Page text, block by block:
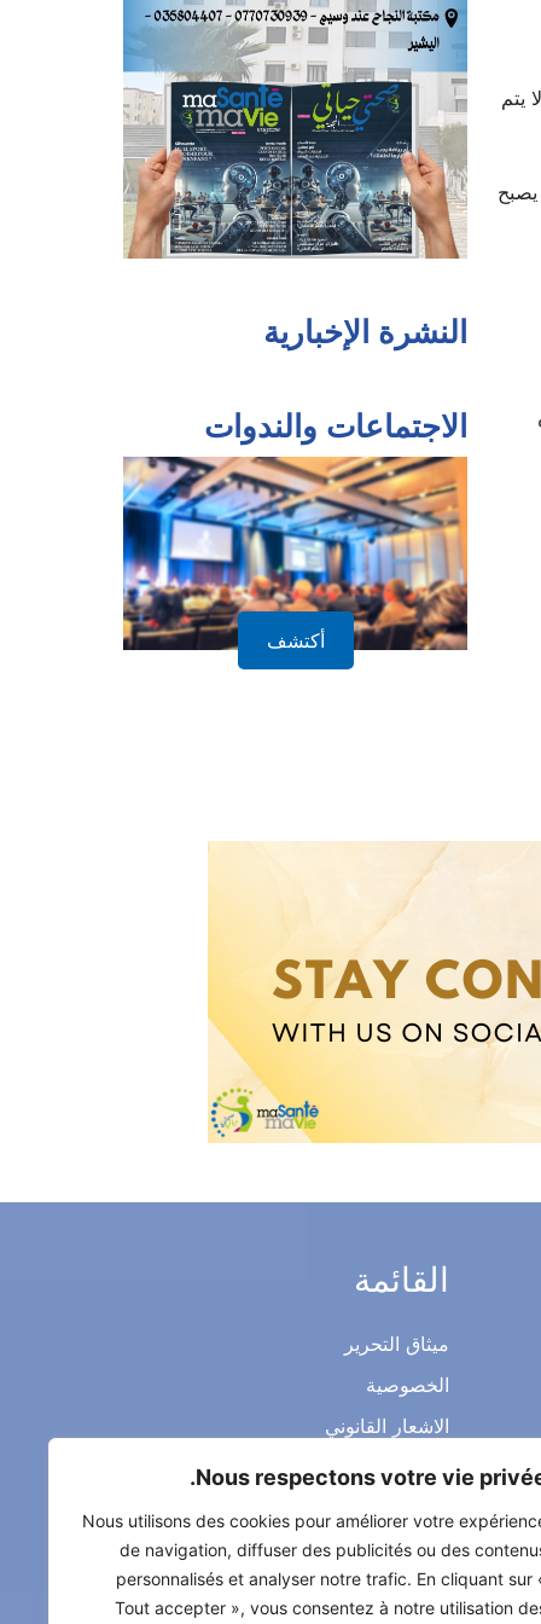
Nous respectons votre vie
Nous utilisons des cookies pour améliorer votre
de navigation, diffuser des publicités ou des
personnalisés et analyser notre trafic. En cliquant sur
Tout accepter », vous consentez à notre utilisation
يتم
يصبح
النشرة الإخبارية
الاجتماعات والندوات
أكتشف
القائمة
ميثاق التحرير
الخصوصية
الاشعار القانوني
شروط الاستخدام العامة